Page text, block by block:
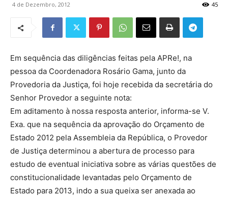
4 de Dezembro, 2012 45
Em sequência das diligências feitas pela APRe!, na
pessoa da Coordenadora Rosário Gama, junto da
Provedoria da Justiça, foi hoje recebida da secretária do
Senhor Provedor a seguinte nota:
Em aditamento à nossa resposta anterior, informa-se V.
Exa. que na sequência da aprovação do Orçamento de
Estado 2012 pela Assembleia da República, o Provedor
de Justiça determinou a abertura de processo para
estudo de eventual iniciativa sobre as várias questões de
constitucionalidade levantadas pelo Orçamento de
Estado para 2013, indo a sua queixa ser anexada ao